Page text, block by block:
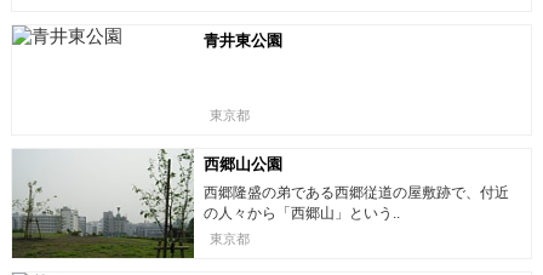
青井東公園
東京都
西郷山公園
西郷隆盛の弟である西郷従道の屋敷跡で、付近
の人々から「西郷山」という..
東京都